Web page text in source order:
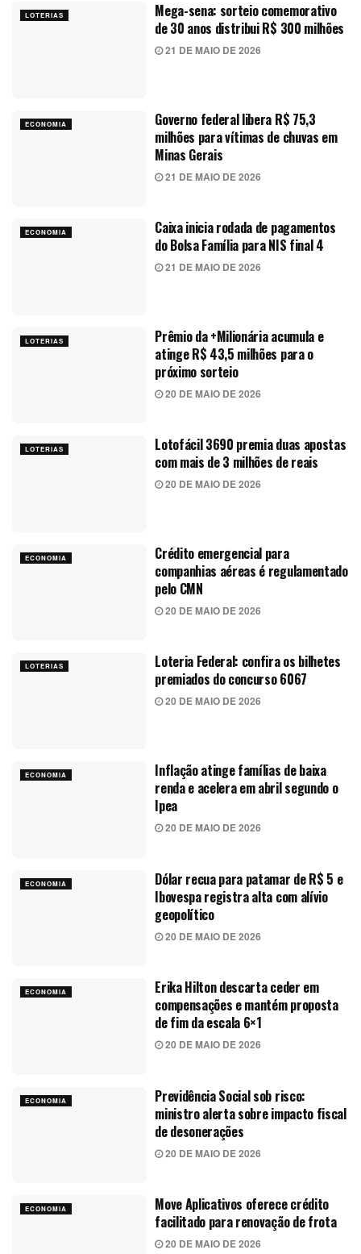
LOTERIAS
Mega-sena: sorteio comemorativo
de 30 anos distribui R$ 300 milhões
21 DE MAIO DE 2026
ECONOMIA
Governo federal libera R$ 75,3
milhões para vítimas de chuvas em
Minas Gerais
21 DE MAIO DE 2026
ECONOMIA
Caixa inicia rodada de pagamentos
do Bolsa Família para NIS final 4
21 DE MAIO DE 2026
LOTERIAS
Prêmio da +Milionária acumula e
atinge R$ 43,5 milhões para o
próximo sorteio
20 DE MAIO DE 2026
LOTERIAS
Lotofácil 3690 premia duas apostas
com mais de 3 milhões de reais
20 DE MAIO DE 2026
ECONOMIA
Crédito emergencial para
companhias aéreas é regulamentado
pelo CMN
20 DE MAIO DE 2026
LOTERIAS
Loteria Federal: confira os bilhetes
premiados do concurso 6067
20 DE MAIO DE 2026
ECONOMIA
Inflação atinge famílias de baixa
renda e acelera em abril segundo o
Ipea
20 DE MAIO DE 2026
ECONOMIA
Dólar recua para patamar de R$ 5 e
Ibovespa registra alta com alívio
geopolítico
20 DE MAIO DE 2026
ECONOMIA
Erika Hilton descarta ceder em
compensações e mantém proposta
de fim da escala 6×1
20 DE MAIO DE 2026
ECONOMIA
Previdência Social sob risco:
ministro alerta sobre impacto fiscal
de desonerações
20 DE MAIO DE 2026
ECONOMIA
Move Aplicativos oferece crédito
facilitado para renovação de frota
20 DE MAIO DE 2026